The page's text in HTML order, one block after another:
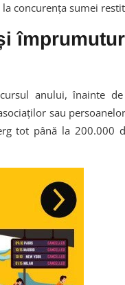
concurența sumei
anului, înainte
sau
tot până la 200.000